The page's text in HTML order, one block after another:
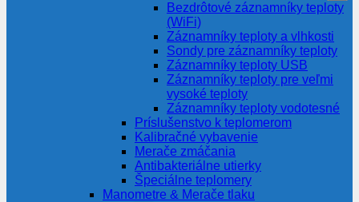
Bezdrôtové záznamníky teploty
(WiFi)
Záznamníky teploty a vlhkosti
Sondy pre záznamníky teploty
Záznamníky teploty USB
Záznamníky teploty pre veľmi
vysoké teploty
Záznamníky teploty vodotesné
Príslušenstvo k teplomerom
Kalibračné vybavenie
Merače zmáčania
Antibakteriálne utierky
Špeciálne teplomery
Manometre & Merače tlaku